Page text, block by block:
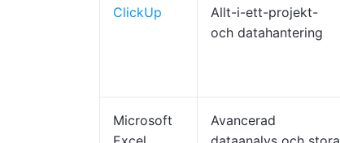
ClickUp
Allt-i-ett-projekt-
och datahantering
Microsoft
Avancerad